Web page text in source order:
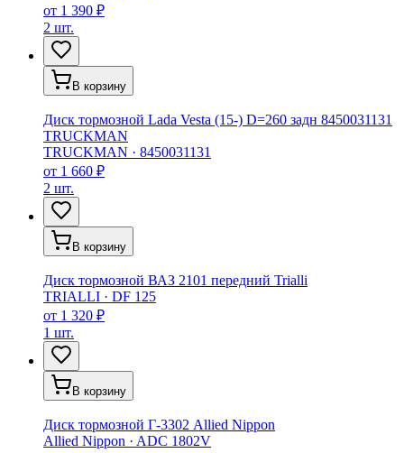
от 1 390 ₽
2 шт.
В корзину
Диск тормозной Lada Vesta (15-) D=260 задн 8450031131
TRUCKMAN
TRUCKMAN · 8450031131
от 1 660 ₽
2 шт.
В корзину
Диск тормозной ВАЗ 2101 передний Trialli
TRIALLI · DF 125
от 1 320 ₽
1 шт.
В корзину
Диск тормозной Г-3302 Allied Nippon
Allied Nippon · ADC 1802V